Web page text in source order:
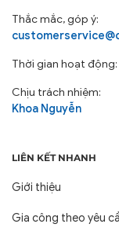
Thắc mắc, góp ý:
Thời gian hoạt động:
Chịu trách nhiệm:
Khoa Nguyễn
LIÊN KẾT NHANH
Giới thiệu
Gia công theo yêu